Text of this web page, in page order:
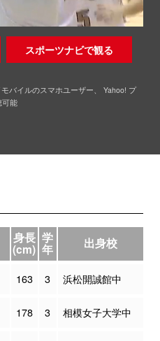
スポーツナビで観る
バイルのスマホユーザー、 Yahoo! プ
可能
身長
(cm)
学
年 出身校
163 3 浜松開誠館中
178 3 相模女子大学中